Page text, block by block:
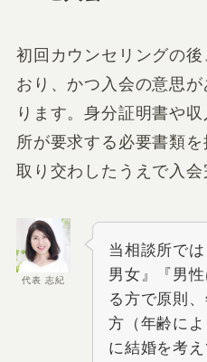
初回カウンセリングの
おり、かつ入会の意思
ります。身分証明書や
所が要求する必要書類
取り交わしたうえで入会
代表 志紀
当相談所で
男女』『男
る方で原則
方（年齢に
に結婚を考